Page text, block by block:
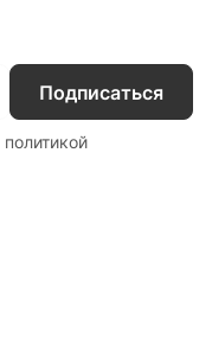
Подписаться
политикой